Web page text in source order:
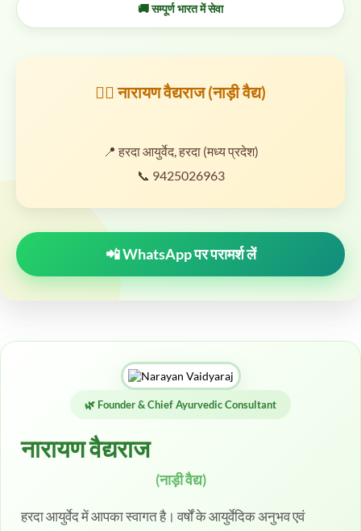
🚚 सम्पूर्ण भारत में सेवा
👨‍⚕️ नारायण वैद्यराज (नाड़ी वैद्य)
📍 हरदा आयुर्वेद, हरदा (मध्य प्रदेश)
📞 9425026963
📲 WhatsApp पर परामर्श लें
🌿 Founder & Chief Ayurvedic Consultant
नारायण वैद्यराज
(नाड़ी वैद्य)
हरदा आयुर्वेद में आपका स्वागत है। वर्षों के आयुर्वेदिक अनुभव एवं